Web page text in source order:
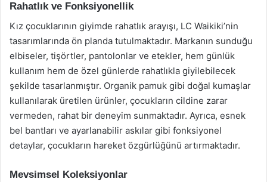
Rahatlık ve Fonksiyonellik
Kız çocuklarının giyimde rahatlık arayışı, LC Waikiki’nin
tasarımlarında ön planda tutulmaktadır. Markanın sunduğu
elbiseler, tişörtler, pantolonlar ve etekler, hem günlük
kullanım hem de özel günlerde rahatlıkla giyilebilecek
şekilde tasarlanmıştır. Organik pamuk gibi doğal kumaşlar
kullanılarak üretilen ürünler, çocukların cildine zarar
vermeden, rahat bir deneyim sunmaktadır. Ayrıca, esnek
bel bantları ve ayarlanabilir askılar gibi fonksiyonel
detaylar, çocukların hareket özgürlüğünü artırmaktadır.
Mevsimsel Koleksiyonlar